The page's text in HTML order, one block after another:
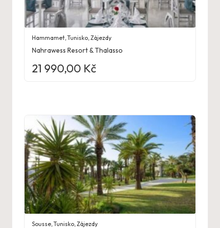
Hammamet ,Tunisko Zájezdy
Nahrawess Resort & Thalasso
21 990,00 Kč
Sousse ,Tunisko Zájezdy